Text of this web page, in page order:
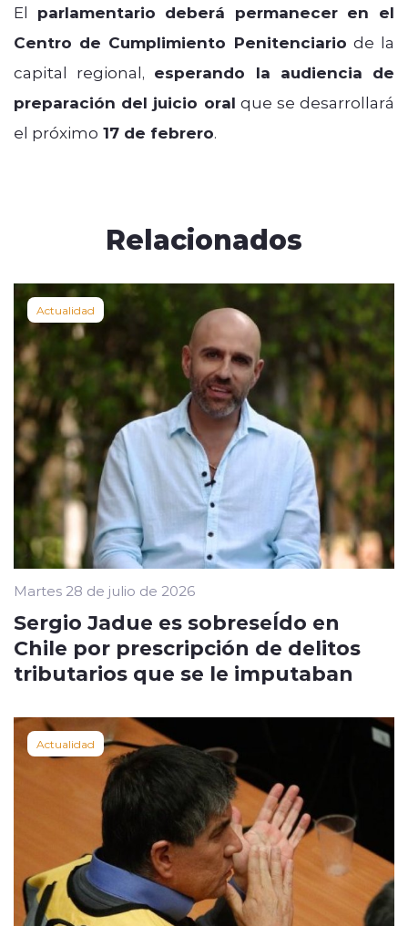
El parlamentario deberá permanecer en el
Centro de Cumplimiento Penitenciario de la
capital regional, esperando la audiencia de
preparación del juicio oral que se desarrollará
el próximo 17 de febrero.
Relacionados
Actualidad
Martes 28 de julio de 2026
Sergio Jadue es sobreseÍdo en
Chile por prescripción de delitos
tributarios que se le imputaban
Actualidad